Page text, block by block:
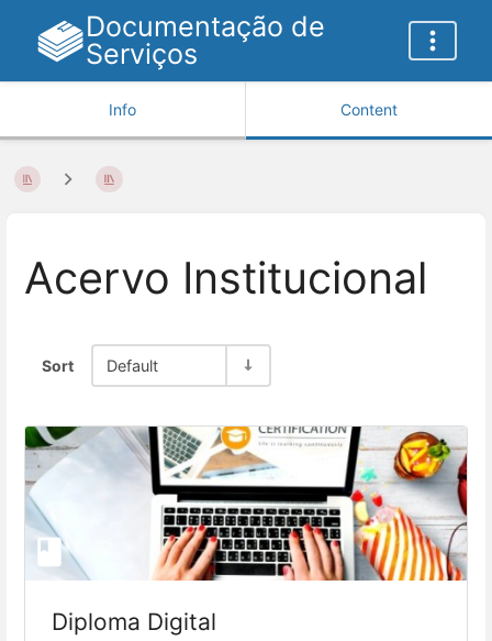
Documentação de
Serviços
Info Content
Acervo Institucional
Sort Default
Diploma Digital